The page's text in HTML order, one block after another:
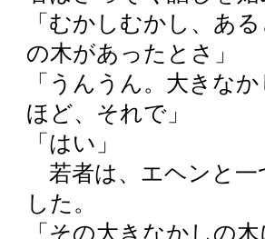
「むかしむかし、あ
の木があったとさ」
「うんうん。大きな
ほど、それで」
「はい」
若者は、エヘンと一
した。
「その大きなかしの